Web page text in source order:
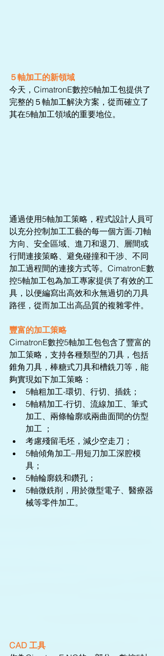
５軸加工的新領域
今天，CimatronE數控5軸加工包提供了
完整的５軸加工解決方案，從而確立了
其在5軸加工領域的重要地位。
通過使用5軸加工策略，程式設計人員可
以充分控制加工工藝的每一個方面-刀軸
方向、安全區域、進刀和退刀、層間或
行間連接策略、避免碰撞和干涉、不同
加工過程間的連接方式等。CimatronE數
控5軸加工包為加工專家提供了有效的工
具，以便編寫出高效和永無過切的刀具
路徑，從而加工出高品質的複雜零件。
豐富的加工策略
CimatronE數控5軸加工包包含了豐富的
加工策略，支持各種類型的刀具，包括
錐角刀具，棒糖式刀具和槽銑刀等，能
夠實現如下加工策略：
5軸粗加工-環切、行切、插銑；
5軸精加工-行切、流線加工、筆式
加工、兩條輪廓或兩曲面間的仿型
加工 ；
考慮殘留毛坯，減少空走刀；
5軸傾角加工–用短刀加工深腔模
具；
5軸輪廓銑和鑽孔；
5軸微銑削，用於微型電子、醫療器
械等零件加工。
CAD 工具